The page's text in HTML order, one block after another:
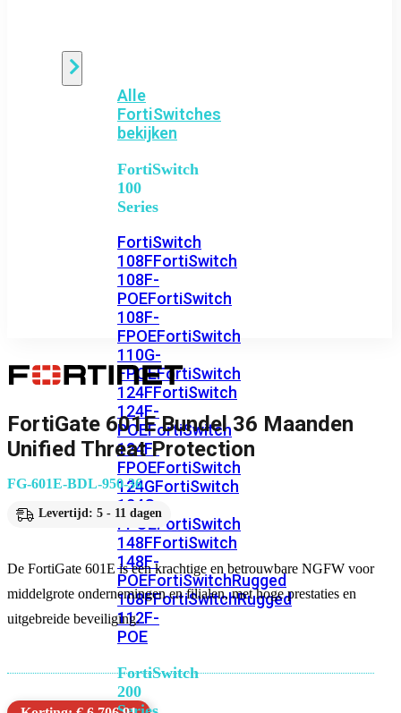
Alle
FortiSwitches
bekijken
FortiSwitch
100
Series
FortiSwitch
108FFortiSwitch
108F-
POEFortiSwitch
108F-
FPOEFortiSwitch
110G-
FPOEFortiSwitch
124FFortiSwitch
124F-
POEFortiSwitch
124F-
FPOEFortiSwitch
124GFortiSwitch
124G-
FPOEFortiSwitch
148FFortiSwitch
148F-
POEFortiSwitchRugged
108FFortiSwitchRugged
112F-
POE
FortiSwitch
200
FortiGate 601E Bundel 36 Maanden
Unified Threat Protection
FG-601E-BDL-950-36
Levertijd: 5 - 11 dagen
De FortiGate 601E is een krachtige en betrouwbare NGFW voor
middelgrote ondernemingen en filialen, met hoge prestaties en
uitgebreide beveiliging.